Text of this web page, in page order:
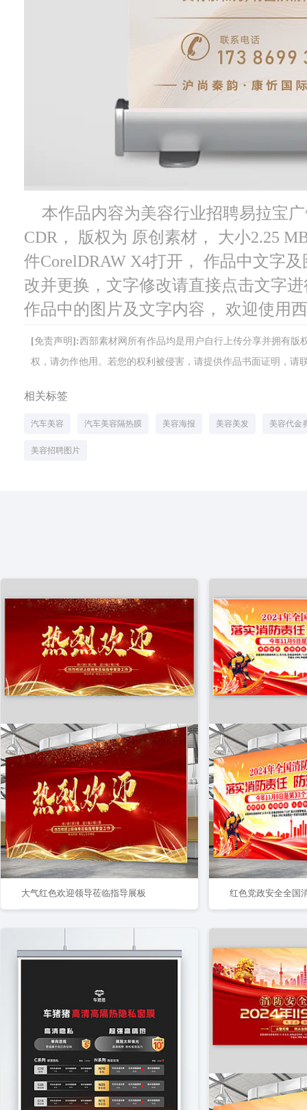
本作品内容为美容行业招聘易拉宝
CDR， 版权为 原创素材， 大小2.25
件CorelDRAW X4打开， 作品中文字
改并更换，文字修改请直接点击文字
作品中的图片及文字内容， 欢迎使用
[免责声明]:西部素材网所有作品均是用户自行上传分享并拥有版
权，请勿作他用。若您的权利被侵害，请提供作品书面证明，请
相关标签
汽车美容 汽车美容隔热膜 美容海报 美容美发 美容代金
美容招聘图片
大气红色欢迎领导莅临指导展板